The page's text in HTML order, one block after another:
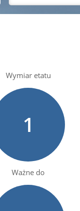
Wymiar etatu
1
Ważne do